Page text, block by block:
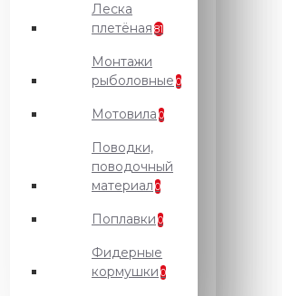
Леска
плетёная 81
Монтажи
рыболовные 0
Мотовила 0
Поводки,
поводочный
материал 0
Поплавки 0
Фидерные
кормушки 0